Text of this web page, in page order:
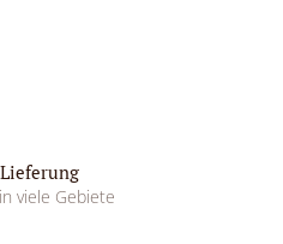
viele Gebiete